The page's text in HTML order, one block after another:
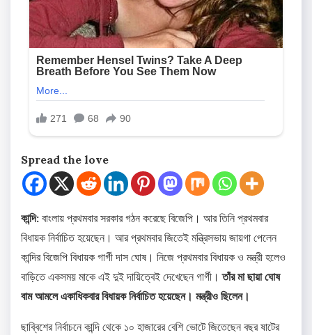
Spread the love
কান্দি: বাংলায় প্রথমবার সরকার গঠন করেছে বিজেপি। আর তিনি প্রথমবার
বিধায়ক নির্বাচিত হয়েছেন। আর প্রথমবার জিতেই মন্ত্রিসভায় জায়গা পেলেন
কান্দির বিজেপি বিধায়ক গার্গী দাস ঘোষ। নিজে প্রথমবার বিধায়ক ও মন্ত্রী হলেও
বাড়িতে একসময় মাকে এই দুই দায়িত্বেই দেখেছেন গার্গী।তাঁর মা ছায়া ঘোষ
বাম আমলে একাধিকবার বিধায়ক নির্বাচিত হয়েছেন। মন্ত্রীও ছিলেন।
ছাব্বিশের নির্বাচনে কান্দি থেকে ১০ হাজারের বেশি ভোটে জিতেছেন বছর ষাটের